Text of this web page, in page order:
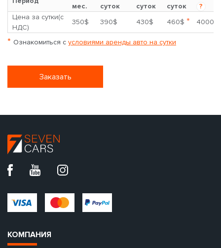
мес.
суток
суток
суток
?
Цена за сутки(с
НДС)
350$ 390$ 430$ 460$ * 4000$
* Ознакомиться с условиями аренды авто на сутки
Заказать
КОМПАНИЯ